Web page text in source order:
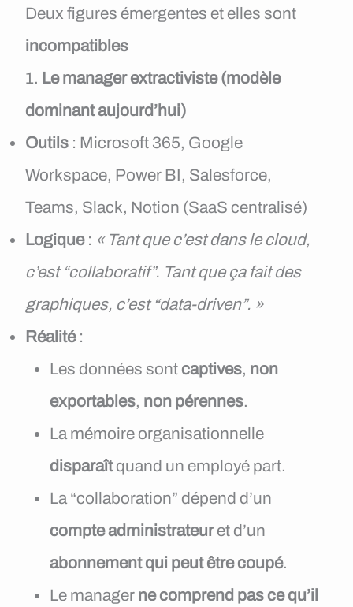
Deux figures émergentes et elles sont
incompatibles
1. Le manager extractiviste (modèle
dominant aujourd’hui)
Outils : Microsoft 365, Google
Workspace, Power BI, Salesforce,
Teams, Slack, Notion (SaaS centralisé)
Logique: « Tant que c’est dans le cloud,
c’est “collaboratif”. Tant que ça fait des
graphiques, c’est “data-driven”. »
Réalité:
Les données sontcaptives, non
exportables, non pérennes.
La mémoire organisationnelle
disparaîtquand un employé part.
La “collaboration” dépend d’un
compte administrateuret d’un
abonnement qui peut être coupé.
Le manager ne comprend pas ce qu’il